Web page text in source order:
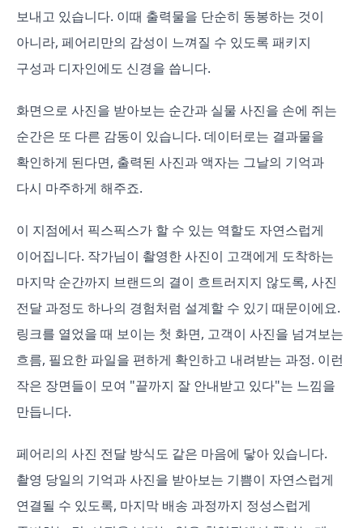
보내고 있습니다. 이때 출력물을 단순히 동봉하는 것이
아니라, 페어리만의 감성이 느껴질 수 있도록 패키지
구성과 디자인에도 신경을 씁니다.
화면으로 사진을 받아보는 순간과 실물 사진을 손에 쥐는
순간은 또 다른 감동이 있습니다. 데이터로는 결과물을
확인하게 된다면, 출력된 사진과 액자는 그날의 기억과
다시 마주하게 해주죠.
이 지점에서 픽스픽스가 할 수 있는 역할도 자연스럽게
이어집니다. 작가님이 촬영한 사진이 고객에게 도착하는
마지막 순간까지 브랜드의 결이 흐트러지지 않도록, 사진
전달 과정도 하나의 경험처럼 설계할 수 있기 때문이에요.
링크를 열었을 때 보이는 첫 화면, 고객이 사진을 넘겨보는
흐름, 필요한 파일을 편하게 확인하고 내려받는 과정. 이런
작은 장면들이 모여 "끝까지 잘 안내받고 있다"는 느낌을
만듭니다.
페어리의 사진 전달 방식도 같은 마음에 닿아 있습니다.
촬영 당일의 기억과 사진을 받아보는 기쁨이 자연스럽게
연결될 수 있도록, 마지막 배송 과정까지 정성스럽게